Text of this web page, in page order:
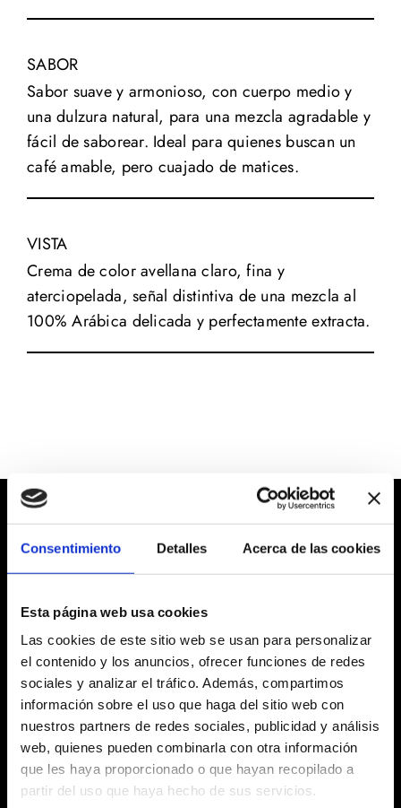
Consentimiento Detalles Acerca de las cookies
Esta página web usa cookies
Las cookies de este sitio web se usan para personalizar
el contenido y los anuncios, ofrecer funciones de redes
sociales y analizar el tráfico. Además, compartimos
información sobre el uso que haga del sitio web con
nuestros partners de redes sociales, publicidad y análisis
web, quienes pueden combinarla con otra información
que les haya proporcionado o que hayan recopilado a
partir del uso que haya hecho de sus servicios.
SABOR
Sabor suave y armonioso, con cuerpo medio y
una dulzura natural, para una mezcla agradable y
fácil de saborear. Ideal para quienes buscan un
café amable, pero cuajado de matices.
VISTA
Crema de color avellana claro, fina y
aterciopelada, señal distintiva de una mezcla al
100% Arábica delicada y perfectamente extracta.
CALIDAD DIARIA
PELLINI EN TUCASA
COMO EN EL BAR
Las mezclas Pellini transforman cada pausa en
casa en una experiencia de sabor, con la misma
calidad que la del bar.
Cápsulas, molido o en grano: elige tu modo de
sentirte en casa.
TODAS LAS MEZCLAS